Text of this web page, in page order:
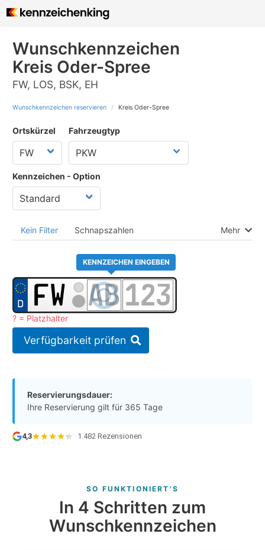
Wunschkennzeichen
Kreis Oder-Spree
FW, LOS, BSK, EH
Wunschkennzeichen reservieren Kreis Oder-Spree
Ortskürzel Fahrzeugtyp
Kennzeichen - Option
Kein Filter Schnapszahlen Mehr
KENNZEICHEN EINGEBEN
? = Platzhalter
Verfügbarkeit prüfen
Reservierungsdauer:
Ihre Reservierung gilt für 365 Tage
4,3 · 1.482 Rezensionen
SO FUNKTIONIERT'S
In 4 Schritten zum
Wunschkennzeichen